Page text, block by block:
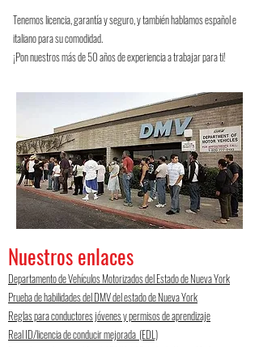
Tenemos licencia, garantía y seguro, y también hablamos español e
italiano para su comodidad.
¡Pon nuestros más de 50 años de experiencia a trabajar para ti!
Nuestros enlaces
Departamento de Vehículos Motorizados del Estado de Nueva York
Prueba de habilidades del DMV del estado de Nueva York
Reglas para conductores jóvenes y permisos de aprendizaje
Real ID/licencia de conducir mejorada (EDL)